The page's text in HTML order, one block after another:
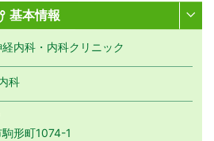
基本情報
内科・内科クリニック
科
形町1074-1